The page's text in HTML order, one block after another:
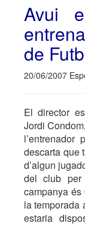
Avui
de
20/06/2007
El director
Jordi
descarta que
d’algun
del club per
campanya
la temporada
estaria